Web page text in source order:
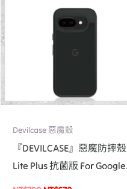
Devilcase 惡魔殼
『DEVILCASE』惡魔防摔殼
Lite Plus 抗菌版 For Google